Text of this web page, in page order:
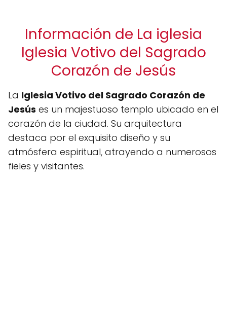
Información de La iglesia
Iglesia Votivo del Sagrado
Corazón de Jesús
La Iglesia Votivo del Sagrado Corazón de
Jesús es un majestuoso templo ubicado en el
corazón de la ciudad. Su arquitectura
destaca por el exquisito diseño y su
atmósfera espiritual, atrayendo a numerosos
fieles y visitantes.